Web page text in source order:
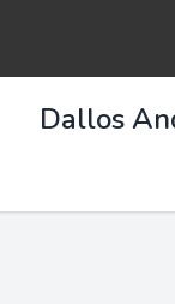
Dallos